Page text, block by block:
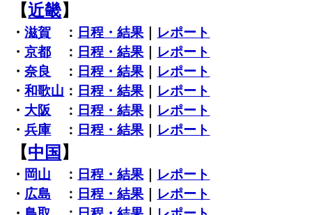
【近畿】
・滋賀 ： 日程・結果
レポート
・京都 ： 日程・結果
レポート
・奈良 ： 日程・結果
レポート
・和歌山 ： 日程・結果
レポート
・ 大阪 ： 日程・結果
レポート
・兵庫 ： 日程・結果 レポート
【中国 】
・ 岡山 ： 日程・結果
レポート
・ 広島 ： 日程・結果
レポート